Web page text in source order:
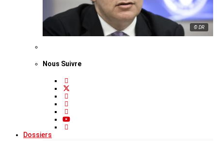
© DR
Nous Suivre
Dossiers